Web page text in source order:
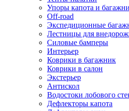
Упоры капота и
Off-road
Экспедиционные
Лестницы для
Силовые бамперы
Интерьер
Коврики в багажник
Коврики в салон
Экстерьер
Антискол
Водостоки лобового
Дефлекторы капота